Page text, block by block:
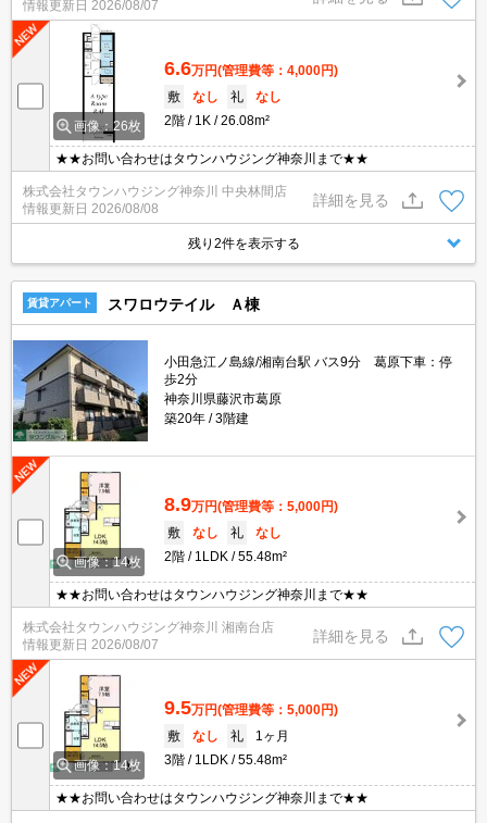
情報更新日 2026/08/07
画像：26枚
6.6万円(管理費等：4,000円)
敷
なし 礼
なし
2階
1K 26.08m²
★★お問い合わせはタウンハウジング神奈川まで★★
株式会社タウンハウジング神奈川 中央林間店
情報更新日 2026/08/08
詳細を見る
残り2件を表示する
賃貸アパート スワロウテイル Ａ棟
小田急江ノ島線/湘南台駅 バス9分 葛原下車：停
歩2分
神奈川県藤沢市葛原
築20年
3階建
画像：14枚
8.9万円(管理費等：5,000円)
敷
なし 礼
なし
2階
1LDK 55.48m²
★★お問い合わせはタウンハウジング神奈川まで★★
株式会社タウンハウジング神奈川 湘南台店
情報更新日 2026/08/07
詳細を見る
画像：14枚
9.5万円(管理費等：5,000円)
敷
なし 礼
1ヶ月
3階
1LDK 55.48m²
★★お問い合わせはタウンハウジング神奈川まで★★